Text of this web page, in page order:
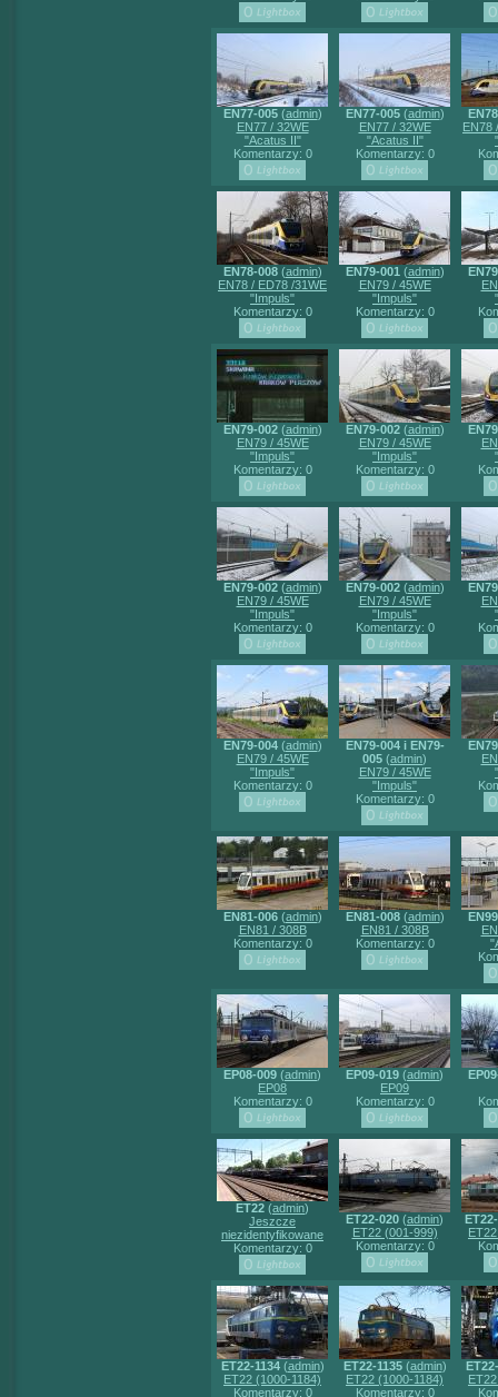
EN77-005(admin)
EN77 / 32WE
"Acatus II"
Komentarzy: 0
EN77-005(admin)
EN77 / 32WE
"Acatus II"
Komentarzy: 0
EN78
EN78-008(admin)
EN78 / ED78 /31WE
"Impuls"
Komentarzy: 0
EN79-001 (admin)
EN79 / 45WE
"Impuls"
Komentarzy: 0
EN79-002(admin)
EN79 / 45WE
"Impuls"
Komentarzy: 0
EN79-002(admin)
EN79 / 45WE
"Impuls"
Komentarzy: 0
EN79-002(admin)
EN79 / 45WE
"Impuls"
Komentarzy: 0
EN79-002(admin)
EN79 / 45WE
"Impuls"
Komentarzy: 0
EN79-004(admin)
EN79 / 45WE
"Impuls"
Komentarzy: 0
EN79-004 i EN79-
005 (admin)
EN79 / 45WE
"Impuls"
Komentarzy: 0
EN81-006(admin)
EN81 / 308B
Komentarzy: 0
EN81-008(admin)
EN81 / 308B
Komentarzy: 0
EP08-009 (admin)
EP08
Komentarzy: 0
EP09-019 (admin)
EP09
Komentarzy: 0
ET22 (admin)
Jeszcze
niezidentyfikowane
Komentarzy: 0
ET22-020 (admin)
ET22 (001-999)
Komentarzy: 0
ET22-1134(admin)
ET22 (1000-1184)
Komentarzy: 0
ET22-1135(admin)
ET22 (1000-1184)
Komentarzy: 0